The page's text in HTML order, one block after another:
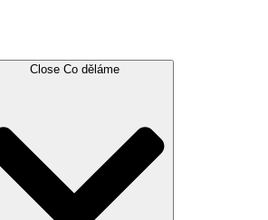
Close Co děláme